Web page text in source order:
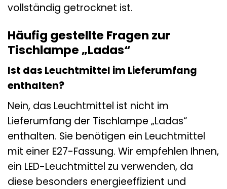
vollständig getrocknet ist.
Häufig gestellte Fragen zur
Tischlampe „Ladas“
Ist das Leuchtmittel im Lieferumfang
enthalten?
Nein, das Leuchtmittel ist nicht im
Lieferumfang der Tischlampe „Ladas“
enthalten. Sie benötigen ein Leuchtmittel
mit einer E27-Fassung. Wir empfehlen Ihnen,
ein LED-Leuchtmittel zu verwenden, da
diese besonders energieeffizient und